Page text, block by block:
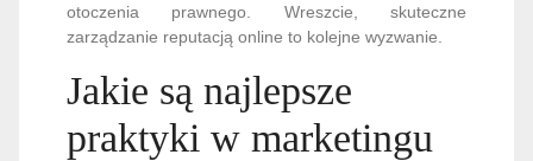
otoczenia prawnego. Wreszcie, skuteczne
zarządzanie reputacją online to kolejne wyzwanie.
Jakie są najlepsze
praktyki w marketingu